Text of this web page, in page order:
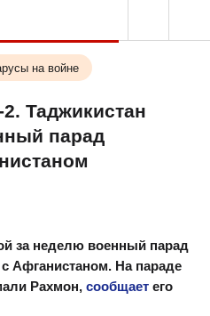
на войне
Таджикистан
парад
за неделю военный парад
Афганистаном. На параде
Рахмон, сообщает его